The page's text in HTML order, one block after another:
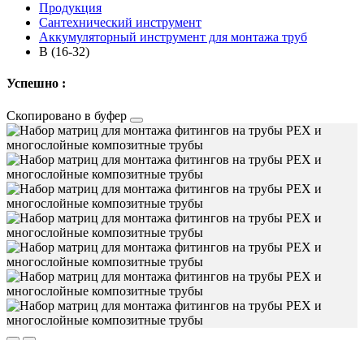
Продукция
Сантехнический инструмент
Аккумуляторный инструмент для монтажа труб
B (16-32)
Успешно :
Скопировано в буфер